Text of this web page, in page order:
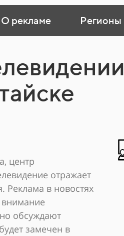
О рекламе Регионы
центр
отражает
Реклама в новостях
внимание
обсуждают
замечен в